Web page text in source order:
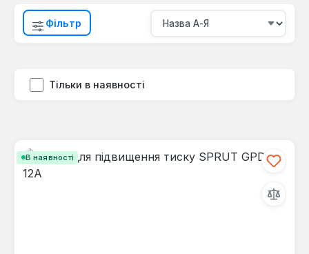
Фільтр
Тільки в наявності
В наявності